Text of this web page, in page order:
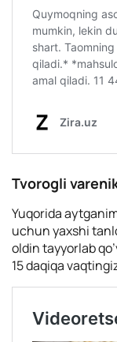
Tvorogli
Yuqorida
uchun yaxshi
oldin tayyorlab
15 daqiqa